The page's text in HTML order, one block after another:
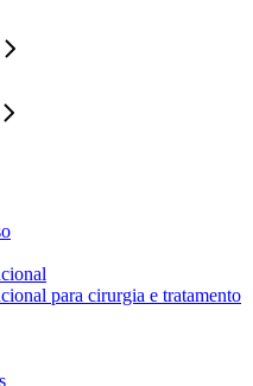
para cirurgia e tratamento